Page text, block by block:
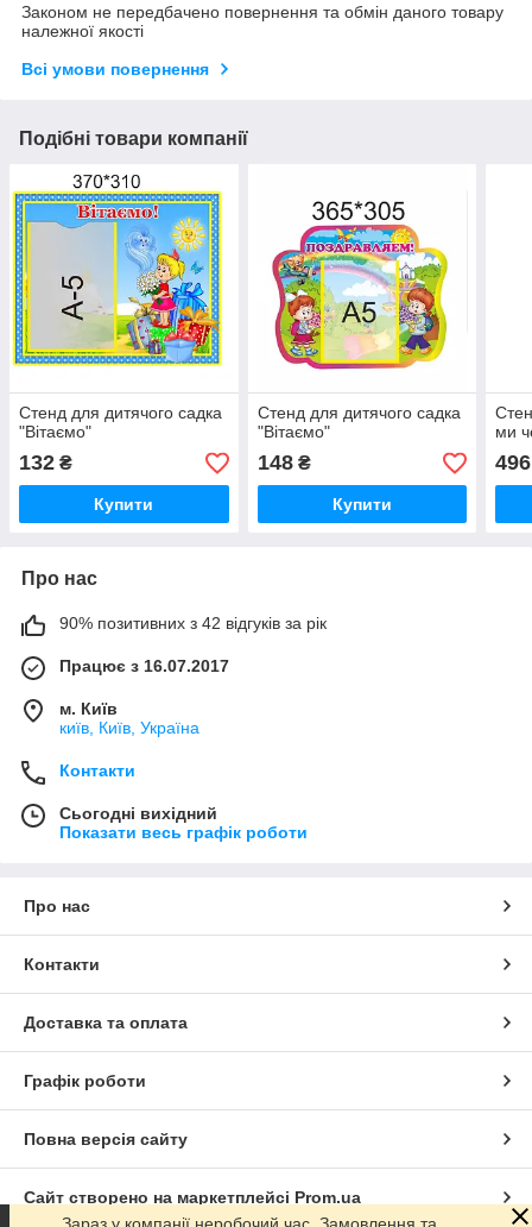
Законом не передбачено повернення та обмін даного товару
належної якості
Всі умови повернення
Подібні товари компанії
Стенд для дитячого садка
"Вітаємо"
132 ₴
Купити
Стенд для дитячого садка
"Вітаємо"
148₴
Купити
ми
496
Про нас
90% позитивних з 42 відгуків за рік
Працює з 16.07.2017
м. Київ
київ, Київ, Україна
Контакти
Сьогодні вихідний
Показати весь графік роботи
Про нас
Контакти
Доставка та оплата
Графік роботи
Повна версія сайту
Сайт створено на маркетплейсі Prom.ua